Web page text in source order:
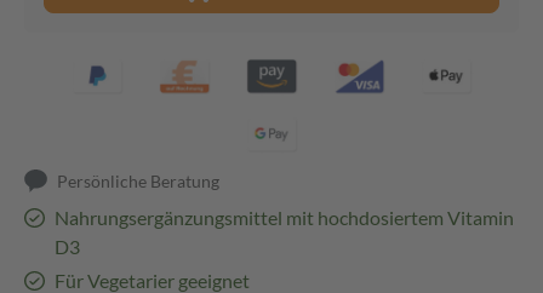
Persönliche Beratung
Nahrungsergänzungsmittel mit hochdosiertem Vitamin
D3
Für Vegetarier geeignet